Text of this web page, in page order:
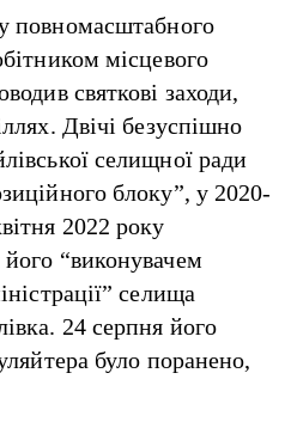
повномасштабного
місцевого
святкові заходи,
Двічі безуспішно
селищної ради
блоку”, у 2020-
2022 року
“виконувачем
селища
24 серпня його
було поранено,